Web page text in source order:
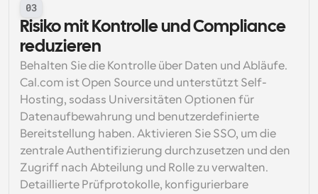
03
Risiko mit Kontrolle und Compliance
reduzieren
Behalten Sie die Kontrolle über Daten und Abläufe.
Cal.com ist Open Source und unterstützt Self-
Hosting, sodass Universitäten Optionen für
Datenaufbewahrung und benutzerdefinierte
Bereitstellung haben. Aktivieren Sie SSO, um die
zentrale Authentifizierung durchzusetzen und den
Zugriff nach Abteilung und Rolle zu verwalten.
Detaillierte Prüfprotokolle, konfigurierbare